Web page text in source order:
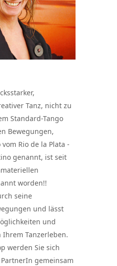
Tanz, nicht zu
Standard-Tango
Bewegungen,
Rio de la Plata -
genannt, ist seit
worden!!
seine
und lässt
und
Tanzerleben.
werden Sie sich
gemeinsam